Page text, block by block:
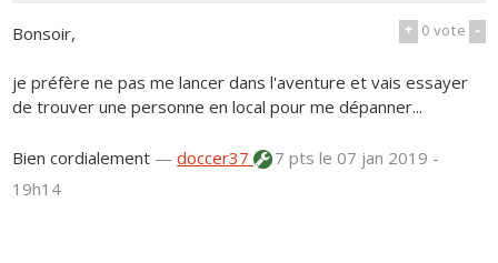
+ 0vote -
Bonsoir,
je préfère ne pas me lancer dans l'aventure et vais essayer
de trouver une personne en local pour me dépanner...
Bien cordialement —doccer37 7 ptsle 07 jan 2019 -
19h14